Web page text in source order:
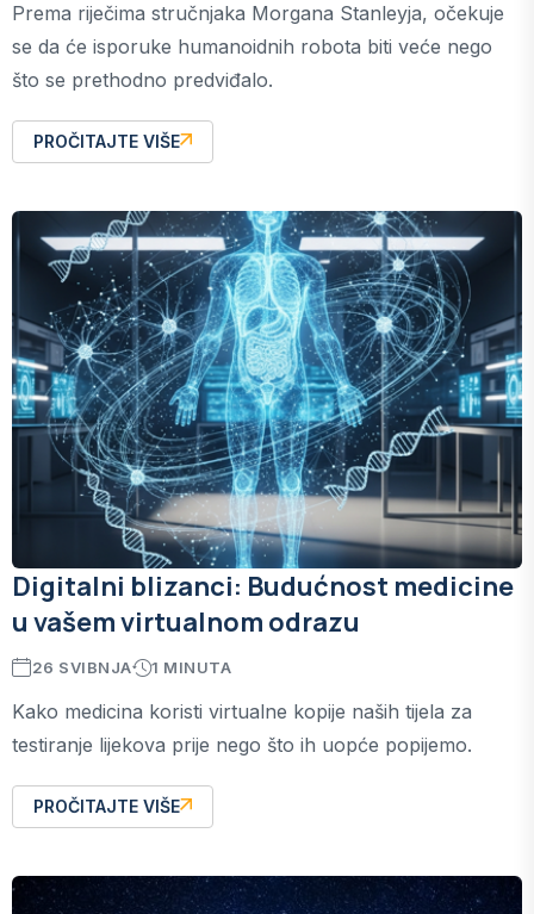
Prema riječima stručnjaka Morgana Stanleyja, očekuje
se da će isporuke humanoidnih robota biti veće nego
što se prethodno predviđalo.
PROČITAJTE VIŠE
Digitalni blizanci: Budućnost medicine
u vašem virtualnom odrazu
26 SVIBNJA 1 MINUTA
Kako medicina koristi virtualne kopije naših tijela za
testiranje lijekova prije nego što ih uopće popijemo.
PROČITAJTE VIŠE